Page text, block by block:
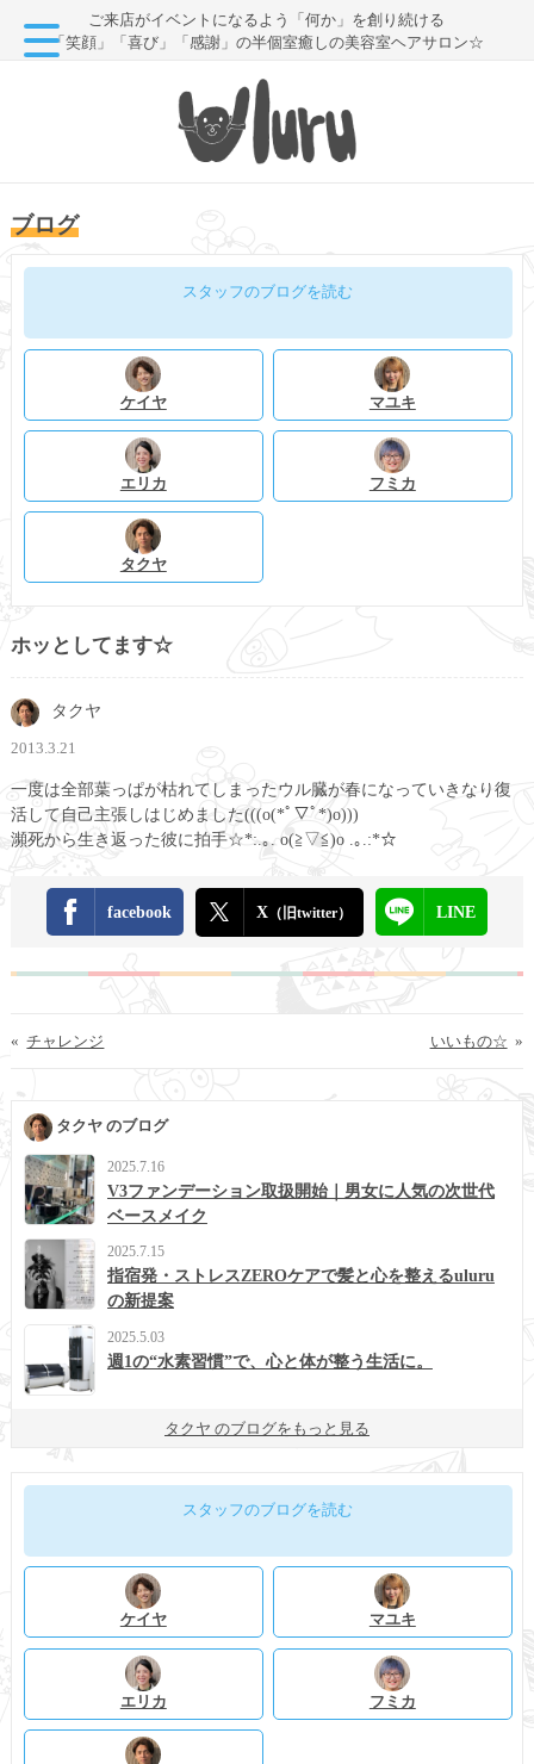
ご来店がイベントになるよう「何か」を創り続ける
「笑顔」「喜び」「感謝」の半個室癒しの美容室ヘアサロン☆
ブログ
スタッフのブログを読む
ケイヤ マユキ
エリカ フミカ
タクヤ
ホッとしてます☆
タクヤ
2013.3.21
一度は全部葉っぱが枯れてしまったウル臓が春になっていきなり復
活して自己主張しはじめました(((o(*ﾟ▽ﾟ*)o)))
瀕死から生き返った彼に拍手☆*:.｡. o(≧▽≦)o .｡.:*☆
facebook X（旧twitter） LINE
« チャレンジ »
いいもの☆
タクヤ のブログ
2025.7.16
V3ファンデーション取扱開始｜男女に人気の次世代
ベースメイク
2025.7.15
指宿発・ストレスZEROケアで髪と心を整えるuluru
の新提案
2025.5.03
週1の“水素習慣”で、心と体が整う生活に。
タクヤ のブログをもっと見る
スタッフのブログを読む
ケイヤ マユキ
エリカ フミカ